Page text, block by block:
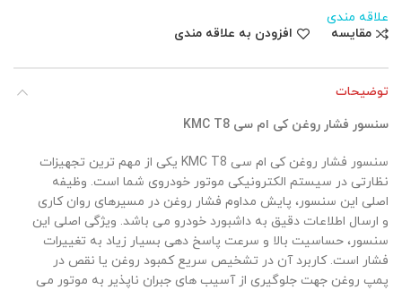
علاقه مندی
مقایسه
افزودن به علاقه مندی
توضیحات
سنسور فشار روغن کی ام سی KMC T8
سنسور فشار روغن کی ام سی KMC T8 یکی از مهم ترین تجهیزات
نظارتی در سیستم الکترونیکی موتور خودروی شما است. وظیفه
اصلی این سنسور، پایش مداوم فشار روغن در مسیرهای روان کاری
و ارسال اطلاعات دقیق به داشبورد خودرو می باشد. ویژگی اصلی این
سنسور، حساسیت بالا و سرعت پاسخ دهی بسیار زیاد به تغییرات
فشار است. کاربرد آن در تشخیص سریع کمبود روغن یا نقص در
پمپ روغن جهت جلوگیری از آسیب های جبران ناپذیر به موتور می